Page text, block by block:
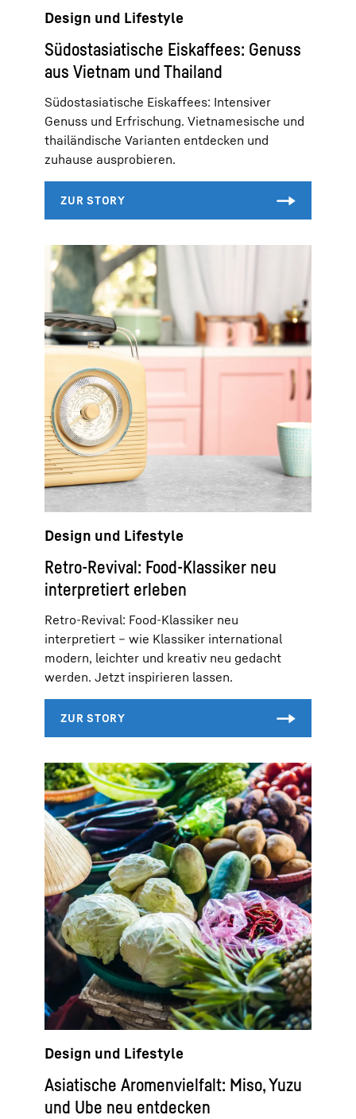
Design und Lifestyle
Südostasiatische Eiskaffees: Genuss
aus Vietnam und Thailand
Südostasiatische Eiskaffees: Intensiver
Genuss und Erfrischung. Vietnamesische und
thailändische Varianten entdecken und
zuhause ausprobieren.
Design und Lifestyle
Retro-Revival: Food-Klassiker neu
interpretiert erleben
Retro-Revival: Food-Klassiker neu
interpretiert – wie Klassiker international
modern, leichter und kreativ neu gedacht
werden. Jetzt inspirieren lassen.
Design und Lifestyle
Asiatische Aromenvielfalt: Miso, Yuzu
und Ube neu entdecken